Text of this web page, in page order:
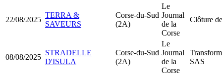
22/08/2025
TERRA &
SAVEURS
Corse-du-Sud
(2A)
Le
Journal
de la
Corse
Clôture
08/08/2025
STRADELLE
D'ISULA
Corse-du-Sud
(2A)
Le
Journal
de la
Corse
SAS